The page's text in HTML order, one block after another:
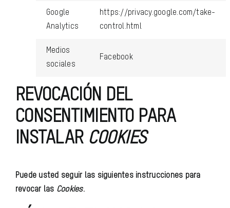
Google
Analytics
https://privacy.google.com/take-
control.html
Medios
sociales
Facebook
REVOCACIÓN DEL
CONSENTIMIENTO PARA
INSTALAR COOKIES
Puede usted seguir las siguientes instrucciones para
revocar las Cookies.